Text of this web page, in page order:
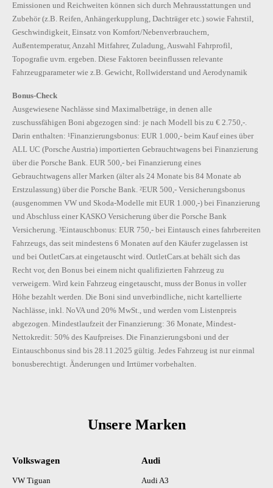
Emissionen und Reichweiten können sich durch Mehrausstattungen und
Zubehör (z.B. Reifen, Anhängerkupplung, Dachträger etc.) sowie Fahrstil,
Geschwindigkeit, Einsatz von Komfort/Nebenverbrauchern,
Außentemperatur, Anzahl Mitfahrer, Zuladung, Auswahl Fahrprofil,
Topografie uvm. ergeben. Diese Faktoren beeinflussen relevante
Fahrzeugparameter wie z.B. Gewicht, Rollwiderstand und Aerodynamik
Bonus-Check
Ausgewiesene Nachlässe sind Maximalbeträge, in denen alle
zuschussfähigen Boni abgezogen sind: je nach Modell bis zu € 2.750,-.
Darin enthalten: ¹Finanzierungsbonus: EUR 1.000,- beim Kauf eines über
ALL UC (Porsche Austria) importierten Gebrauchtwagens bei Finanzierung
über die Porsche Bank. EUR 500,- bei Finanzierung eines
Gebrauchtwagens aller Marken (älter als 24 Monate bis 84 Monate ab
Erstzulassung) über die Porsche Bank. ²EUR 500,- Versicherungsbonus
(ausgenommen VW und Skoda-Modelle mit EUR 1.000,-) bei Finanzierung
und Abschluss einer KASKO Versicherung über die Porsche Bank
Versicherung. ³Eintauschbonus: EUR 750,- bei Eintausch eines fahrbereiten
Fahrzeugs, das seit mindestens 6 Monaten auf den Käufer zugelassen ist
und bei OutletCars.at eingetauscht wird. OutletCars.at behält sich das
Recht vor, den Bonus bei einem nicht qualifizierten Fahrzeug zu
verweigern. Wird kein Fahrzeug eingetauscht, muss der Bonus in voller
Höhe bezahlt werden. Die Boni sind unverbindliche, nicht kartellierte
Nachlässe, inkl. NoVA und 20% MwSt., und werden vom Listenpreis
abgezogen. Mindestlaufzeit der Finanzierung: 36 Monate, Mindest-
Nettokredit: 50% des Kaufpreises. Die Finanzierungsboni und der
Eintauschbonus sind bis 28.11.2025 gültig. Jedes Fahrzeug ist nur einmal
bonusberechtigt. Änderungen und Irrtümer vorbehalten.
Unsere Marken
Volkswagen
VW Tiguan
Audi
Audi A3